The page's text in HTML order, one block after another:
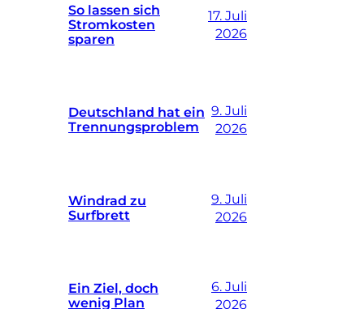
So lassen sich
Stromkosten
sparen
17. Juli
2026
Deutschland hat ein
Trennungsproblem
9. Juli
2026
Windrad zu
Surfbrett
9. Juli
2026
Ein Ziel, doch
wenig Plan
6. Juli
2026